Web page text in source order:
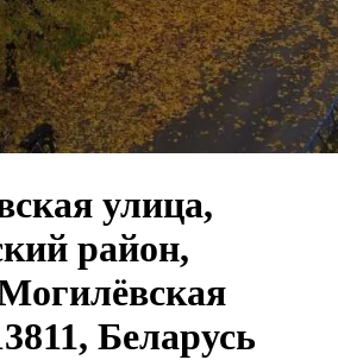
улица,
район,
Беларусь